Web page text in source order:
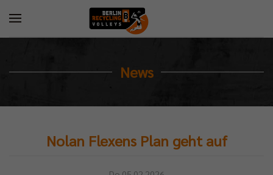
News
Nolan Flexens Plan geht auf